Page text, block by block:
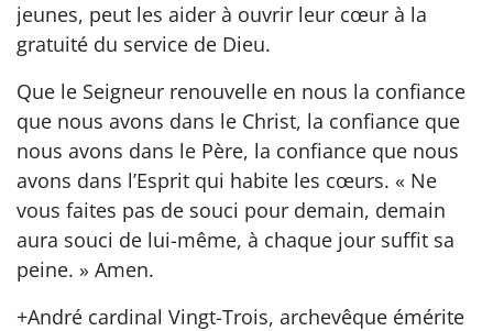
jeunes, peut les aider à ouvrir leur cœur à la
gratuité du service de Dieu.
Que le Seigneur renouvelle en nous la confiance
que nous avons dans le Christ, la confiance que
nous avons dans le Père, la confiance que nous
avons dans l’Esprit qui habite les cœurs. « Ne
vous faites pas de souci pour demain, demain
aura souci de lui-même, à chaque jour suffit sa
peine. » Amen.
+André cardinal Vingt-Trois, archevêque émérite